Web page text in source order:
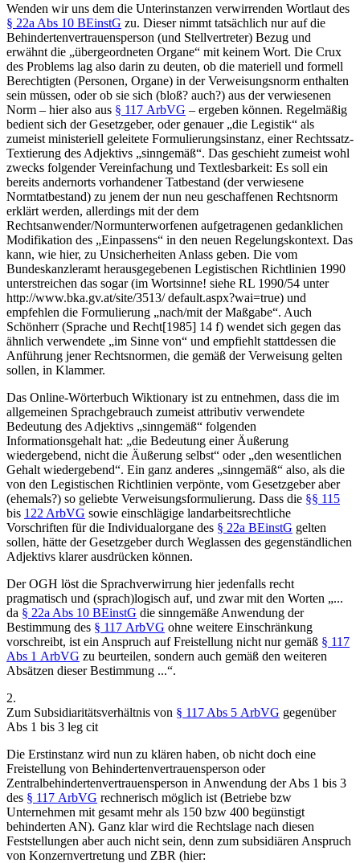
Wenden wir uns dem die Unterinstanzen verwirrenden Wortlaut des
§ 22a Abs 10 BEinstG zu. Dieser nimmt tatsächlich nur auf die
Behindertenvertrauensperson (und Stellvertreter) Bezug und
erwähnt die „übergeordneten Organe“ mit keinem Wort. Die Crux
des Problems lag also darin zu deuten, ob die materiell und formell
Berechtigten (Personen, Organe) in derVerweisungsnorm enthalten
sein müssen, oder ob sie sich (bloß? auch?) aus derverwiesenen
Norm – hier also aus § 117 ArbVG – ergeben können. Regelmäßig
bedient sich der Gesetzgeber, oder genauer „die Legistik“ als
zumeist ministeriell geleitete Formulierungsinstanz, einer Rechtssatz-
Textierung des Adjektivs „sinngemäß“. Das geschieht zumeist wohl
zwecks folgender Vereinfachung und Textlesbarkeit: Es soll ein
bereits andernorts vorhandener Tatbestand (der verwiesene
Normtatbestand) zu jenem der nun neu geschaffenen Rechtsnorm
erklärt werden, allerdings mit der dem
Rechtsanwender/Normunterworfenen aufgetragenen gedanklichen
Modifikation des „Einpassens“ in den neuen Regelungskontext. Das
kann, wie hier, zu Unsicherheiten Anlass geben. Die vom
Bundeskanzleramt herausgegebenen Legistischen Richtlinien 1990
unterstreichen das sogar (im Wortsinne! siehe RL 1990/54 unter
http://www.bka.gv.at/site/3513/ default.aspx?wai=true) und
empfehlen die Formulierung „nach/mit der Maßgabe“. Auch
Schönherr(Sprache und Recht[1985] 14 f) wendet sich gegen das
ähnlich verwendete „im Sinne von“ und empfiehlt stattdessen die
Anführung jener Rechtsnormen, die gemäß der Verweisung gelten
sollen, in Klammer.
Das Online-Wörterbuch Wiktionary ist zu entnehmen, dass die im
allgemeinen Sprachgebrauch zumeist attributiv verwendete
Bedeutung des Adjektivs „sinngemäß“ folgenden
Informationsgehalt hat: „die Bedeutung einer Äußerung
wiedergebend, nicht die Äußerung selbst“ oder „den wesentlichen
Gehalt wiedergebend“. Ein ganz anderes „sinngemäß“ also, als die
von den Legistischen Richtlinien verpönte, vom Gesetzgeber aber
(ehemals?) so geliebte Verweisungsformulierung. Dass die §§ 115
bis 122 ArbVG sowie einschlägige landarbeitsrechtliche
Vorschriften für die Individualorgane des § 22a BEinstG gelten
sollen, hätte der Gesetzgeber durch Weglassen des gegenständlichen
Adjektivs klarer ausdrücken können.
Der OGH löst die Sprachverwirrung hier jedenfalls recht
pragmatisch und (sprach)logisch auf, und zwar mit den Worten „...
da § 22a Abs 10 BEinstG die sinngemäße Anwendung der
Bestimmung des § 117 ArbVG ohne weitere Einschränkung
vorschreibt, ist ein Anspruch auf Freistellung nicht nur gemäß § 117
Abs 1 ArbVG zu beurteilen, sondern auch gemäß den weiteren
Absätzen dieser Bestimmung ...“.
2.
Zum Subsidiaritätsverhältnis von § 117 Abs 5 ArbVG gegenüber
Abs 1 bis 3 leg cit
Die Erstinstanz wird nun zu klären haben, ob nicht doch eine
Freistellung von Behindertenvertrauensperson oder
Zentralbehindertenvertrauensperson in Anwendung der Abs 1 bis 3
des § 117 ArbVG rechnerisch möglich ist (Betriebe bzw
Unternehmen mit gesamt mehr als 150 bzw 400 begünstigt
behinderten AN). Ganz klar wird die Rechtslage nach diesen
Feststellungen aber auch nicht sein, denn zum subsidiären Anspruch
von Konzernvertretung und ZBR (hier: